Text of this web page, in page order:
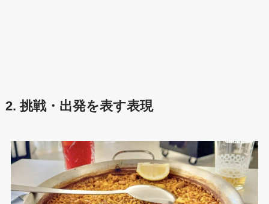
2. 挑戦・出発を表す表現